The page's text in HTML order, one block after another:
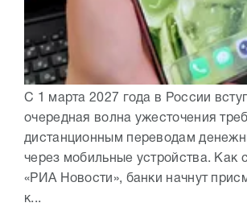
С 1 марта 2027 года в России
очередная волна ужесточения
дистанционным переводам
через мобильные устройства. Как
«РИА Новости», банки начнут
к...